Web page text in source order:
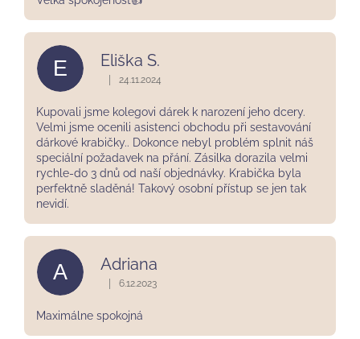
E Eliška S.
Hodnocení obchodu je 5 z 5 hvězdiček.
24.11.2024
Kupovali jsme kolegovi dárek k narození jeho dcery.
Velmi jsme ocenili asistenci obchodu při sestavování
dárkové krabičky.. Dokonce nebyl problém splnit náš
speciální požadavek na přání. Zásilka dorazila velmi
rychle-do 3 dnů od naší objednávky. Krabička byla
perfektně sladěná! Takový osobní přístup se jen tak
nevidí.
A Adriana
Hodnocení obchodu je 5 z 5 hvězdiček.
6.12.2023
Maximálne spokojná